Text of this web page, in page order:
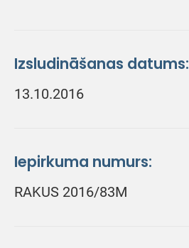
Izsludināšanas datums:
13.10.2016
Iepirkuma numurs:
RAKUS 2016/83M